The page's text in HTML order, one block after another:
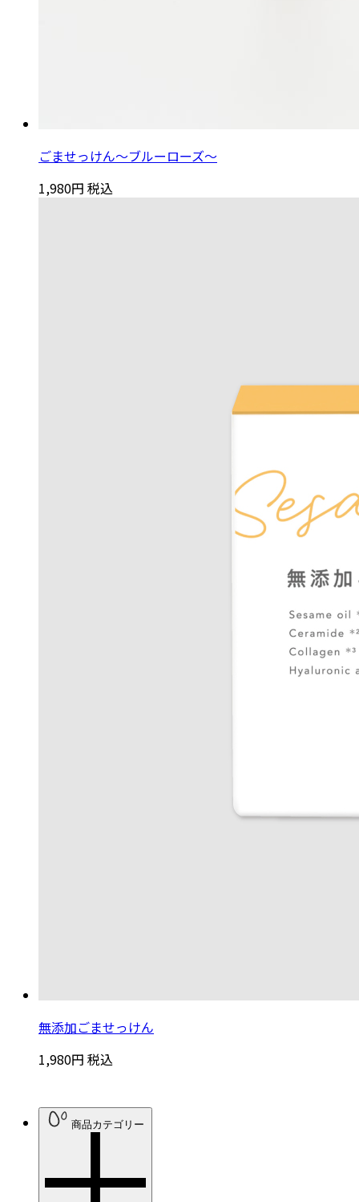
ごませっけん～ブルーローズ～
1,980円 税込
無添加ごませっけん
1,980円 税込
商品カテゴリー